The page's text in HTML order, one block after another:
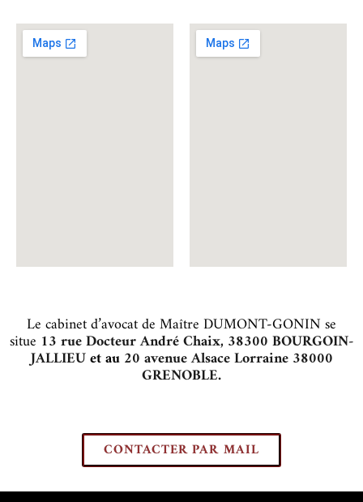
Le cabinet d’avocat de Maître DUMONT-GONIN se
situe 13 rue Docteur André Chaix, 38300 BOURGOIN-
JALLIEUet au20 avenue Alsace Lorraine 38000
GRENOBLE.
CONTACTER PAR MAIL